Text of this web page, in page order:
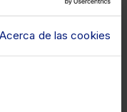
Acerca de las cookies